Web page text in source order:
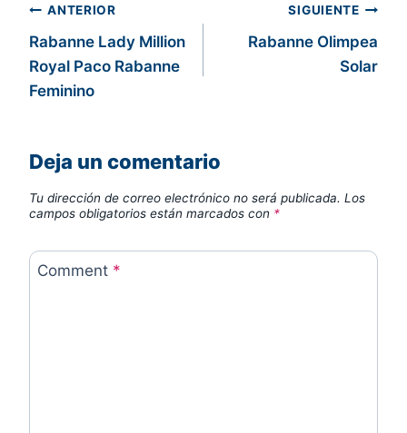
Navegación
de
entradas
ANTERIOR
Rabanne Lady Million
Royal Paco Rabanne
Feminino
SIGUIENTE
Rabanne Olimpea
Solar
Deja un comentario
Tu dirección de correo electrónico no será publicada. Los
campos obligatorios están marcados con *
Comment *